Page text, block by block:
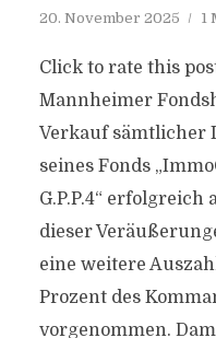
20. November 2025 1
Click to rate this
Mannheimer
Verkauf sämtlicher
seines Fonds
G.P.P.4“ erfolgreich
dieser
eine weitere
Prozent des
vorgenommen.